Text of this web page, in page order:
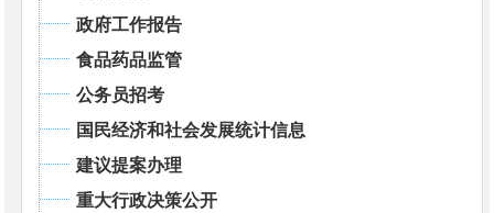
政府工作报告
食品药品监管
公务员招考
国民经济和社会发展统计信息
建议提案办理
重大行政决策公开